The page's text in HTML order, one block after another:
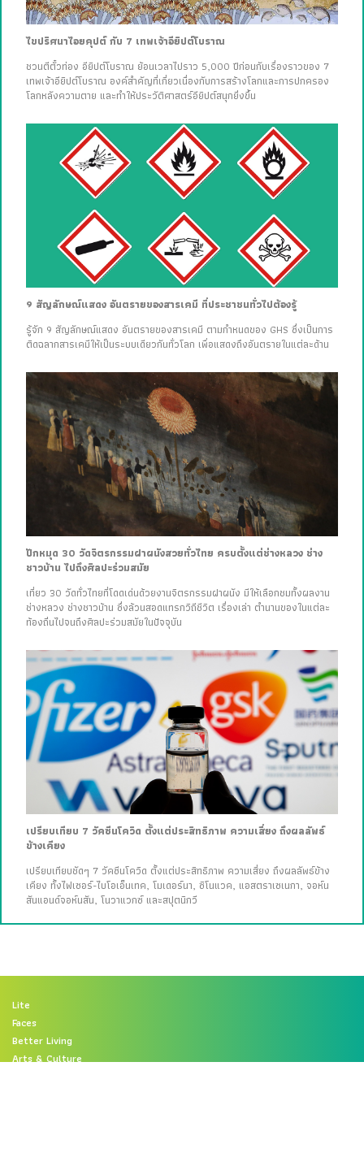
ไขปริศนาไอยคุปต์ กับ 7 เทพเจ้าอียิปต์โบราณ
ชวนตีตั๋วท่อง อียิปต์โบราณ ย้อนเวลาไปราว 5,000 ปีก่อนกับเรื่องราวของ 7
เทพเจ้าอียิปต์โบราณ องค์สำคัญที่เกี่ยวเนื่องกับการสร้างโลกและการปกครอง
โลกหลังความตาย และทำให้ประวัติศาสตร์อียิปต์สนุกยิ่งขึ้น
9 สัญลักษณ์แสดง อันตรายของสารเคมี ที่ประชาชนทั่วไปต้องรู้
รู้จัก 9 สัญลักษณ์แสดง อันตรายของสารเคมี ตามกำหนดของ GHS ซึ่งเป็นการ
ติดฉลากสารเคมีให้เป็นระบบเดียวกันทั่วโลก เพื่อแสดงถึงอันตรายในแต่ละด้าน
ปักหมุด 30 วัดจิตรกรรมฝาผนังสวยทั่วไทย ครบตั้งแต่ช่างหลวง ช่าง
ชาวบ้าน ไปถึงศิลปะร่วมสมัย
เที่ยว 30 วัดทั่วไทยที่โดดเด่นด้วยงานจิตรกรรมฝาผนัง มีให้เลือกชมทั้งผลงาน
ช่างหลวง ช่างชาวบ้าน ซึ่งล้วนสอดแทรกวิถีชีวิต เรื่องเล่า ตำนานของในแต่ละ
ท้องถิ่นไปจนถึงศิลปะร่วมสมัยในปัจจุบัน
เปรียบเทียบ 7 วัคซีนโควิด ตั้งแต่ประสิทธิภาพ ความเสี่ยง ถึงผลลัพธ์
ข้างเคียง
เปรียบเทียบชัดๆ 7 วัคซีนโควิด ตั้งแต่ประสิทธิภาพ ความเสี่ยง ถึงผลลัพธ์ข้าง
เคียง ทั้งไฟเซอร์-ไบโอเอ็นเทค, โมเดอร์นา, ซิโนแวค, แอสตราเซเนกา, จอห์น
สันแอนด์จอห์นสัน, โนวาแวกซ์ และสปุตนิกวี
Lite
Faces
Better Living
Arts & Culture